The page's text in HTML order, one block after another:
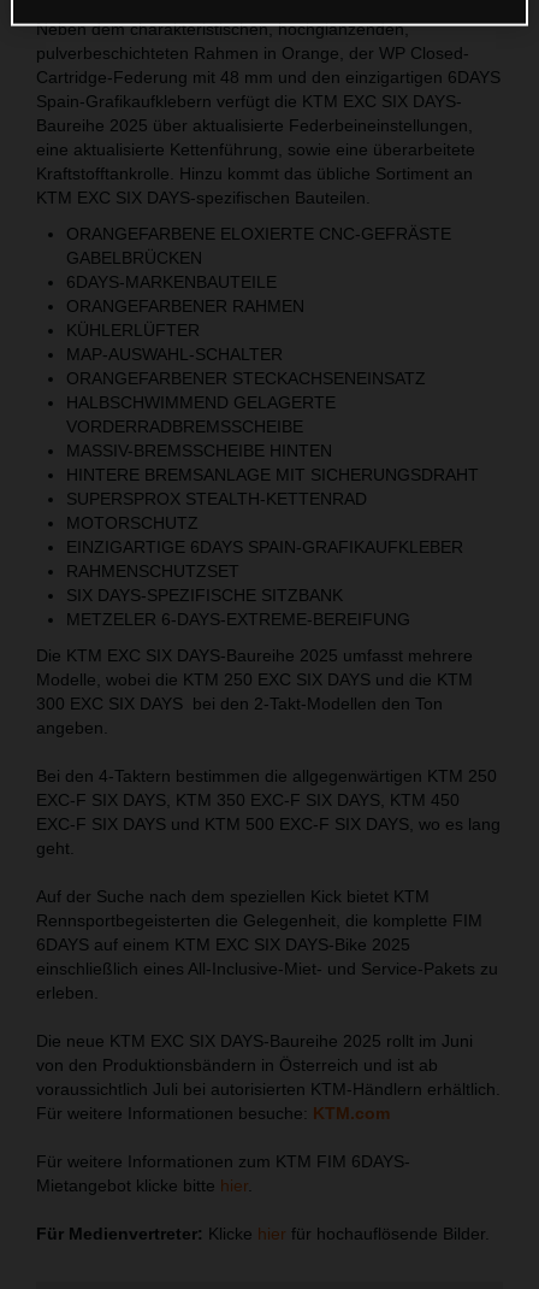
Neben dem charakteristischen, hochglänzenden,
pulverbeschichteten Rahmen in Orange, der WP Closed-
Cartridge-Federung mit 48 mm und den einzigartigen 6DAYS
Spain-Grafikaufklebern verfügt die KTM EXC SIX DAYS-
Baureihe 2025 über aktualisierte Federbeineinstellungen,
eine aktualisierte Kettenführung, sowie eine überarbeitete
Kraftstofftankrolle. Hinzu kommt das übliche Sortiment an
KTM EXC SIX DAYS-spezifischen Bauteilen.
ORANGEFARBENE ELOXIERTE CNC-GEFRÄSTE
GABELBRÜCKEN
6DAYS-MARKENBAUTEILE
ORANGEFARBENER RAHMEN
KÜHLERLÜFTER
MAP-AUSWAHL-SCHALTER
ORANGEFARBENER STECKACHSENEINSATZ
HALBSCHWIMMEND GELAGERTE
VORDERRADBREMSSCHEIBE
MASSIV-BREMSSCHEIBE HINTEN
HINTERE BREMSANLAGE MIT SICHERUNGSDRAHT
SUPERSPROX STEALTH-KETTENRAD
MOTORSCHUTZ
EINZIGARTIGE 6DAYS SPAIN-GRAFIKAUFKLEBER
RAHMENSCHUTZSET
SIX DAYS-SPEZIFISCHE SITZBANK
METZELER 6-DAYS-EXTREME-BEREIFUNG
Die KTM EXC SIX DAYS-Baureihe 2025 umfasst mehrere
Modelle, wobei die KTM 250 EXC SIX DAYS und die KTM
300 EXC SIX DAYS bei den 2-Takt-Modellen den Ton
angeben.
Bei den 4-Taktern bestimmen die allgegenwärtigen KTM 250
EXC-F SIX DAYS, KTM 350 EXC-F SIX DAYS, KTM 450
EXC-F SIX DAYS und KTM 500 EXC-F SIX DAYS, wo es lang
geht.
Auf der Suche nach dem speziellen Kick bietet KTM
Rennsportbegeisterten die Gelegenheit, die komplette FIM
6DAYS auf einem KTM EXC SIX DAYS-Bike 2025
einschließlich eines All-Inclusive-Miet- und Service-Pakets zu
erleben.
Die neue KTM EXC SIX DAYS-Baureihe 2025 rollt im Juni
von den Produktionsbändern in Österreich und ist ab
voraussichtlich Juli bei autorisierten KTM-Händlern erhältlich.
Für weitere Informationen besuche: KTM.com
Für weitere Informationen zum KTM FIM 6DAYS-
Mietangebot klicke bitte hier
Für Medienvertreter: Klicke hier für hochauflösende Bilder.